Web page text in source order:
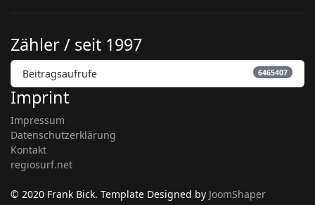
Zähler / seit 1997
Beitragsaufrufe 6465407
Imprint
Impressum
Datenschutzerklärung
Kontakt
regiosurf.net
© 2020 Frank Bick. Template Designed by JoomShaper